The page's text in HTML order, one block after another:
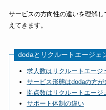
サービスの方向性の違いを理解
えてきます。
dodaとリクルートエージェ
求人数はリクルートエージ
サービス形態はdodaの方が
拠点数はリクルートエージ
サポート体制の違い